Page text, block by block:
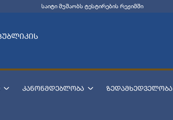
საიტი მუშაობს ტესტირების რეჟიმში
კანონმდებლობა ზედამხედველობა